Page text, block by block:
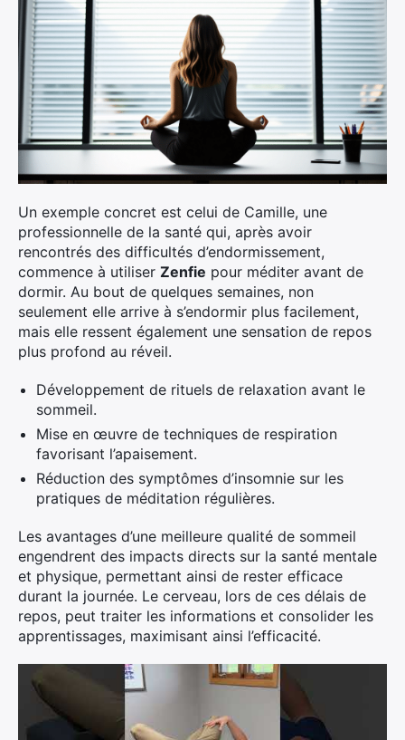
Un exemple concret est celui de Camille, une
professionnelle de la santé qui, après avoir
rencontrés des difficultés d’endormissement,
commence à utiliser Zenfie pour méditer avant de
dormir. Au bout de quelques semaines, non
seulement elle arrive à s’endormir plus facilement,
mais elle ressent également une sensation de repos
plus profond au réveil.
Développement de rituels de relaxation avant le
sommeil.
Mise en œuvre de techniques de respiration
favorisant l’apaisement.
Réduction des symptômes d’insomnie sur les
pratiques de méditation régulières.
Les avantages d’une meilleure qualité de sommeil
engendrent des impacts directs sur la santé mentale
et physique, permettant ainsi de rester efficace
durant la journée. Le cerveau, lors de ces délais de
repos, peut traiter les informations et consolider les
apprentissages, maximisant ainsi l’efficacité.